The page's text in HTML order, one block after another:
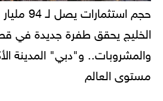
الخليج يحقق طفرة جديدة في
والمشروبات.. و"دبي" المدينة
مستوى العالم